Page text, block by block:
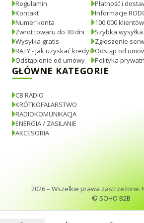
Regulamin
Kontakt
Numer konta
Zwrot towaru do 30 dni
Wysyłka gratis
RATY - jak uzyskać kredyt
Odstąpienie od umowy
Płatność i
Informacje
100.000
Szybka wysyłka
Zgłoszenie
Odstąp od
Polityka
GŁÓWNE KATEGORIE
CB RADIO
KRÓTKOFALARSTWO
RADIOKOMUNIKACJA
ENERGIA / ZASILANIE
AKCESORIA
2026– Wszelkie prawa zastrzeżone.
© SOHO B2B